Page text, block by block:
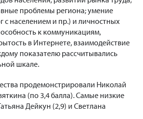
проблемы региона; умение
с населением и пр.) и личностных
к коммуникациям,
в Интернете, взаимодействие
показателю рассчитывались
шкале.
продемонстрировали Николай
(по 3,4 балла). Самые низкие
Дейкун (2,9) и Светлана